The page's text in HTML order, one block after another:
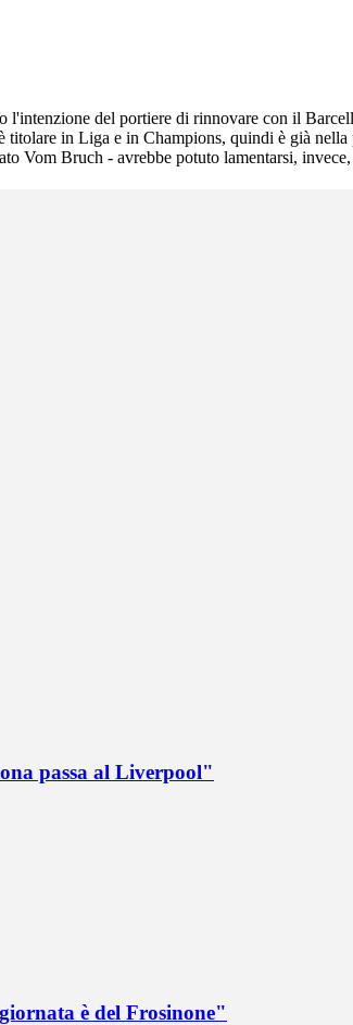
l'intenzione del portiere di rinnovare con il
titolare in Liga e in Champions, quindi è già
Vom Bruch - avrebbe potuto lamentarsi, invece,
passa al Liverpool"
è del Frosinone"